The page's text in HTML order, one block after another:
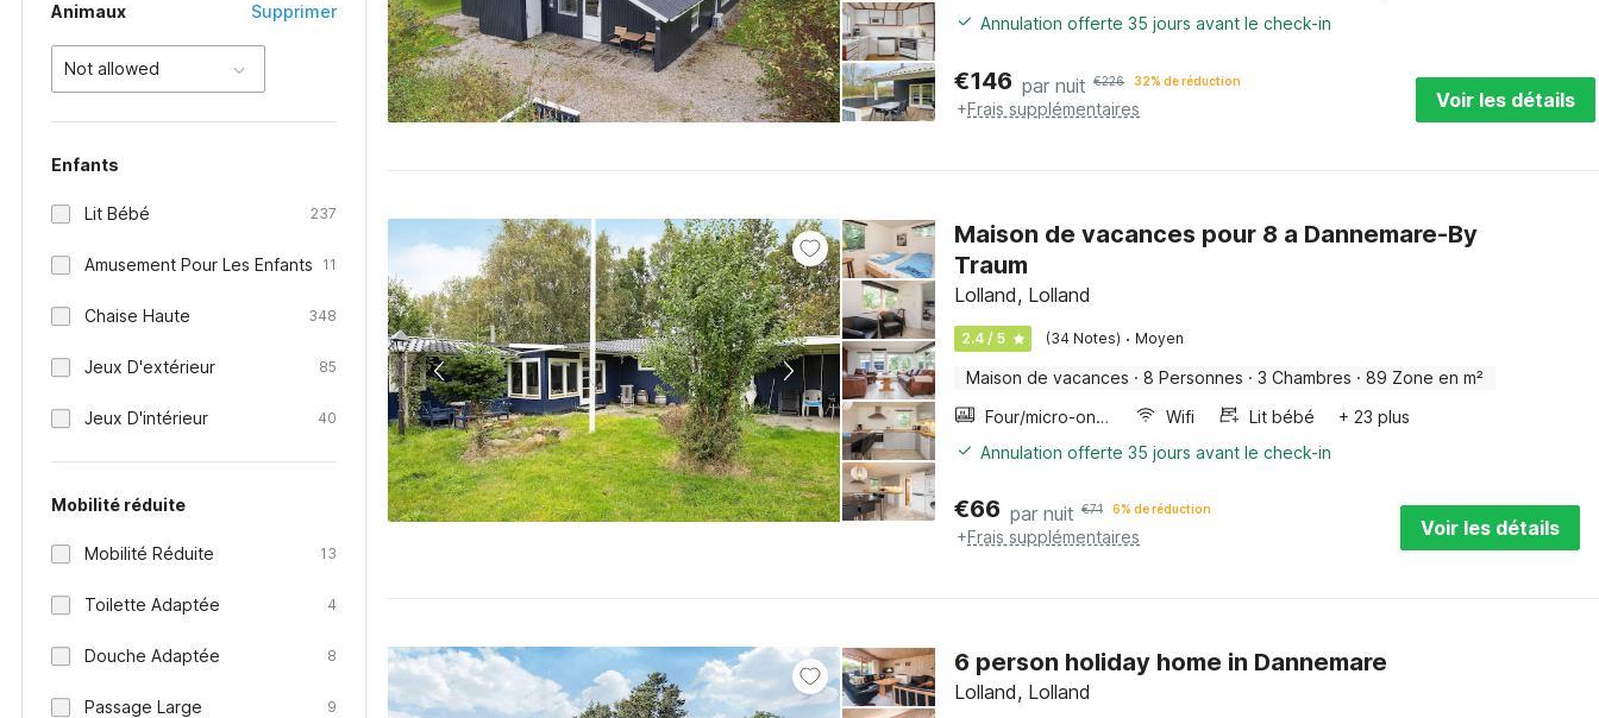
Animaux Supprimer
Not allowed
Enfants
Lit Bébé 237
Amusement Pour Les Enfants 11
Chaise Haute 348
Jeux D'extérieur 85
Jeux D'intérieur 40
Mobilité réduite
Mobilité Réduite 13
Toilette Adaptée 4
Douche Adaptée 8
Passage Large 9
Annulation offerte 35 jours avant le check-in
€146 par nuit €226 32% de réduction
+Frais supplémentaires Voir les détails
Maison de vacances pour 8 a Dannemare-By
Traum
Lolland, Lolland
2.4 / 5 (34 Notes) · Moyen
Maison de vacances · 8 Personnes · 3 Chambres · 89 Zone en m²
Four/micro-onde combinés
Wifi Lit bébé
+ 23 plus
Annulation offerte 35 jours avant le check-in
€66 par nuit €71 6% de réduction
+Frais supplémentaires Voir les détails
6 person holiday home in Dannemare
Lolland, Lolland